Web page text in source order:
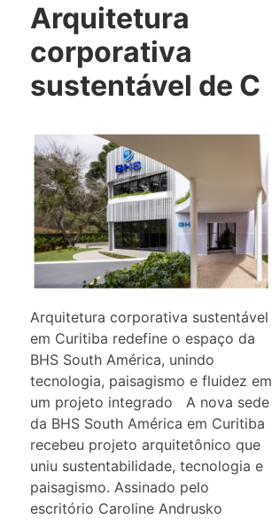
Arquitetura
corporativa
sustentável de C
Arquitetura corporativa sustentável
em Curitiba redefine o espaço da
BHS South América, unindo
tecnologia, paisagismo e fluidez em
um projeto integrado A nova sede
da BHS South América em Curitiba
recebeu projeto arquitetônico que
uniu sustentabilidade, tecnologia e
paisagismo. Assinado pelo
escritório Caroline Andrusko